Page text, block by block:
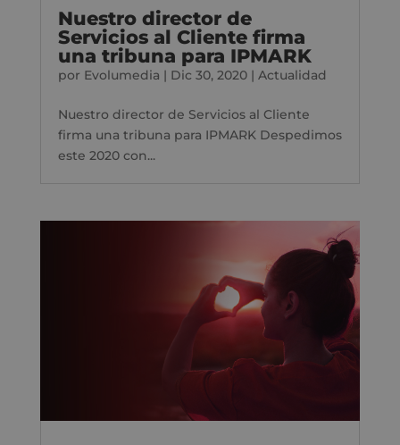
Nuestro director de
Servicios al Cliente firma
una tribuna para IPMARK
por Evolumedia | Dic 30, 2020| Actualidad
Nuestro director de Servicios al Cliente
firma una tribuna para IPMARK Despedimos
este 2020 con...